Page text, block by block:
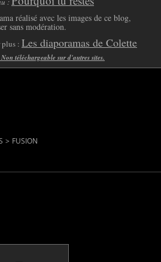
réalisé avec les images de ce blog,
sans modération.
: Les diaporamas de Colette
téléchargeable sur d'autres sites.
> FUSION